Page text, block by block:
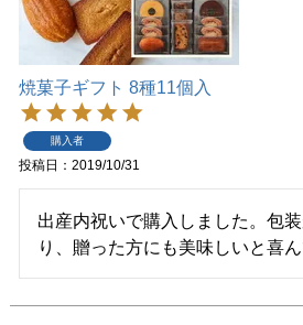
焼菓子ギフト 8種11個入
購入者
投稿日 2019/10/31
出産内祝いで購入しました。包
り、贈った方にも美味しいと喜ん